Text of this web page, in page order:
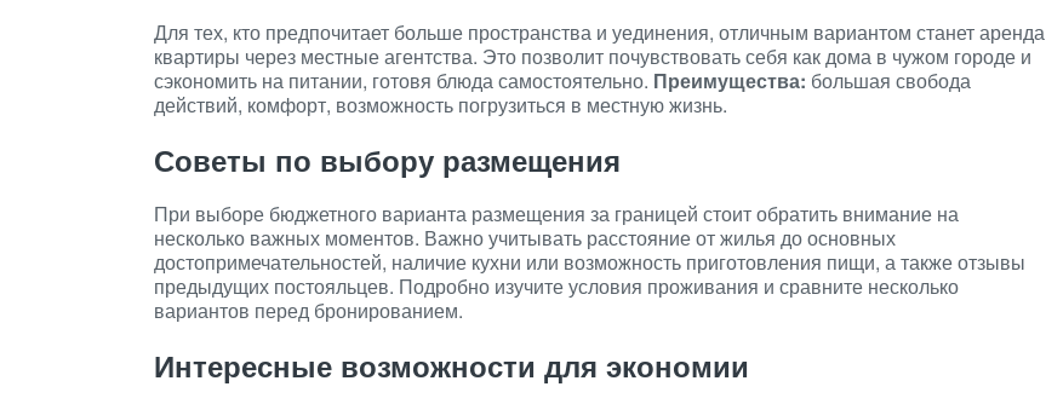
Для тех, кто предпочитает больше пространства и уединения, отличным вариантом станет аренда
квартиры через местные агентства. Это позволит почувствовать себя как дома в чужом городе и
сэкономить на питании, готовя блюда самостоятельно. Преимущества: большая свобода
действий, комфорт, возможность погрузиться в местную жизнь.
Советы по выбору размещения
При выборе бюджетного варианта размещения за границей стоит обратить внимание на
несколько важных моментов. Важно учитывать расстояние от жилья до основных
достопримечательностей, наличие кухни или возможность приготовления пищи, а также отзывы
предыдущих постояльцев. Подробно изучите условия проживания и сравните несколько
вариантов перед бронированием.
Интересные возможности для экономии